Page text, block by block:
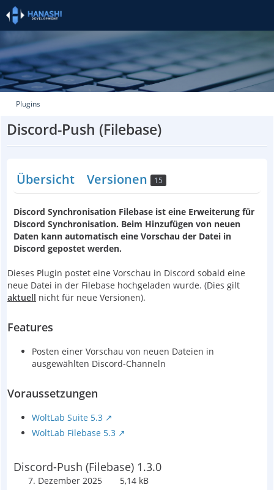
Plugins
Discord-Push (Filebase)
Übersicht Versionen 15
Discord Synchronisation Filebase ist eine Erweiterung für
Discord Synchronisation. Beim Hinzufügen von neuen
Daten kann automatisch eine Vorschau der Datei in
Discord gepostet werden.
Dieses Plugin postet eine Vorschau in Discord sobald eine
neue Datei in der Filebase hochgeladen wurde. (Dies gilt
aktuell nicht für neue Versionen).
Features
Posten einer Vorschau von neuen Dateien in
ausgewählten Discord-Channeln
Voraussetzungen
WoltLab Suite 5.3
WoltLab Filebase 5.3
Discord-Push (Filebase) 1.3.0
7. Dezember 2025
5,14 kB